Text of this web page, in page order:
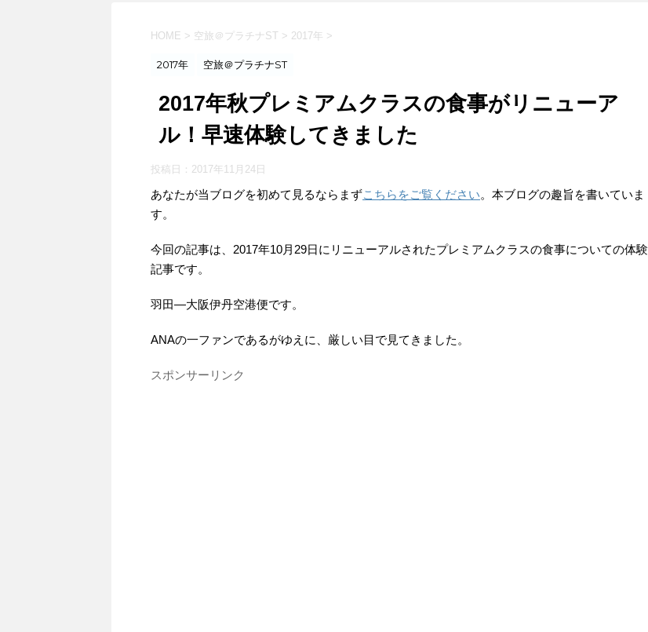
HOME > 空旅＠プラチナST > 2017年 >
2017年 空旅＠プラチナST
2017年秋プレミアムクラスの食事がリニューア
ル！早速体験してきました
投稿日： 2017年11月24日
あなたが当ブログを初めて見るならまずこちらをご覧ください。本ブログの趣旨を書いていま
す。
​今回の記事は、2017年10月29日にリニューアルされたプレミアムクラスの食事についての体験
記事です。
羽田―大阪伊丹空港便です。
ANAの一ファンであるがゆえに、厳しい目で見てきました。
スポンサーリンク